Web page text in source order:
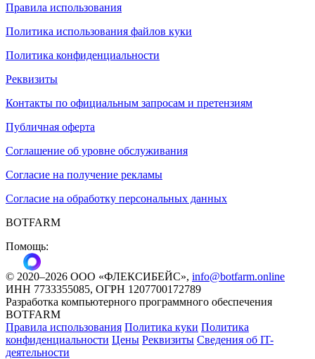
Правила использования
Политика использования файлов куки
Политика конфиденциальности
Реквизиты
Контакты по официальным запросам и претензиям
Публичная оферта
Соглашение об уровне обслуживания
Согласие на получение рекламы
Согласие на обработку персональных данных
BOTFARM
Помощь:
© 2020–2026 ООО «ФЛЕКСИБЕЙС», info@botfarm.online
ИНН 7733355085, ОГРН 1207700172789
Разработка компьютерного программного обеспечения
BOTFARM
Правила использования Политика куки Политика
конфиденциальности Цены Реквизиты Сведения об IT-
деятельности